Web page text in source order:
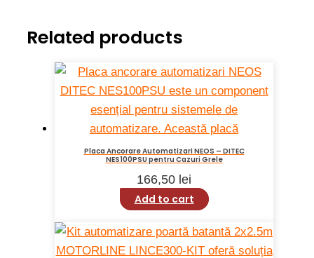
Related products
Placa Ancorare Automatizari NEOS – DITEC
NES100PSU pentru Cazuri Grele
166,50 lei
Add to cart